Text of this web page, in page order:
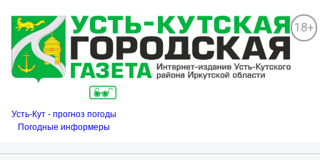
18+
Усть-Кут - прогноз погоды
Погодные информеры